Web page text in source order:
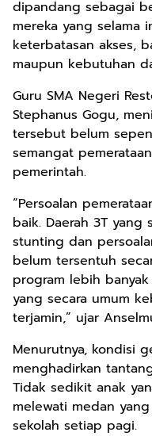
dipandang sebagai
mereka yang selama
keterbatasan akses,
maupun kebutuhan
Guru SMA Negeri
Stephanus Gogu,
tersebut belum
semangat
pemerintah.
“Persoalan
baik. Daerah 3T
stunting dan
belum tersentuh
program lebih
yang secara umum
terjamin,” ujar
Menurutnya, kondisi
menghadirkan
Tidak sedikit anak
melewati medan
sekolah setiap pagi.